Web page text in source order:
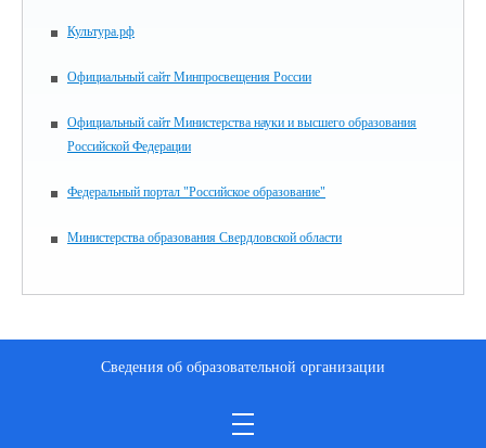
Культура.рф
Официальный сайт Минпросвещения России
Официальный сайт Министерства науки и высшего образования
Российской Федерации
Федеральный портал "Российское образование"
Министерства образования Свердловской области
Сведения об образовательной организации